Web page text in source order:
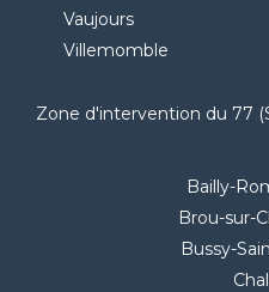
Vaujours
Villemomble
Zone d'intervention du 77
Bailly-
Brou-sur-
Bussy-